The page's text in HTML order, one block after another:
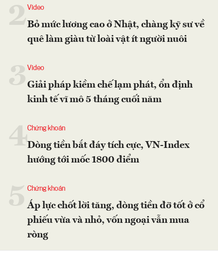
2Video
Bỏ mức lương cao ở Nhật, chàng kỹ sư về
quê làm giàu từ loài vật ít người nuôi
Video
Giải pháp kiềm chế lạm phát, ổn định
kinh tế vĩ mô 5 tháng cuối năm
4Chứng khoán
Dòng tiền bắt đáy tích cực, VN-Index
hướng tới mốc 1800 điểm
Chứng khoán
Áp lực chốt lời tăng, dòng tiền đỡ tốt ở cổ
phiếu vừa và nhỏ, vốn ngoại vẫn mua
ròng